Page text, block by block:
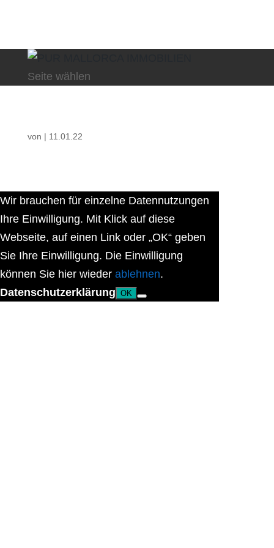
Seite wählen
von | 11.01.22
Wir brauchen für einzelne Datennutzungen
Ihre Einwilligung. Mit Klick auf diese
Webseite, auf einen Link oder „OK“ geben
Sie Ihre Einwilligung. Die Einwilligung
können Sie hier wieder ablehnen.
Datenschutzerklärung OK